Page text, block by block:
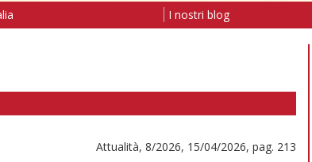
I nostri blog
Attualità, 8/2026, 15/04/2026, pag. 213